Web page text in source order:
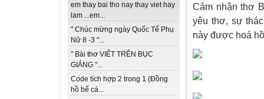
em thay bai tho nay thay viet hay
lam ...em...
" Chúc mừng ngày Quốc Tế Phụ
Nữ 8 -3 "...
" Bài thơ VIẾT TRÊN BỤC
GIẢNG "...
Code tích hợp 2 trong 1 (Đồng
hồ bể cá...
Cảm nhận thơ
yêu thơ, sự
này được hoá